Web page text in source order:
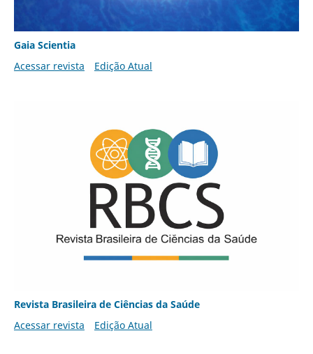
Gaia Scientia
Acessar revista
Edição Atual
Revista Brasileira de Ciências da Saúde
Acessar revista
Edição Atual